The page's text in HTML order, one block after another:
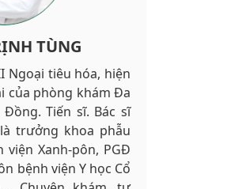
TÙNG
Ngoại tiêu hóa, hiện
của phòng khám Đa
Tiến sĩ. Bác sĩ
trưởng khoa phẫu
Xanh-pôn, PGĐ
bệnh viện Y học Cổ